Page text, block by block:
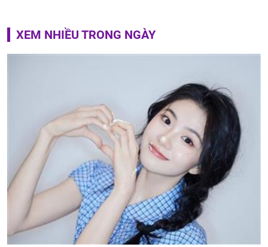
XEM NHIỀU TRONG NGÀY